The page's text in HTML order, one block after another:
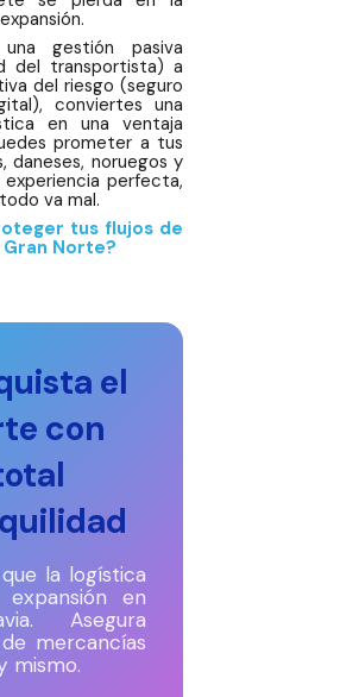
gestión pasiva
del transportista) a
del riesgo (seguro
conviertes una
en una ventaja
prometer a tus
daneses, noruegos y
experiencia perfecta,
va mal.
tus flujos de
Norte?
el
con
la logística
en
Asegura
mercancías
mismo.